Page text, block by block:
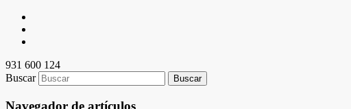
931 600 124
Buscar
Navegador de artículos